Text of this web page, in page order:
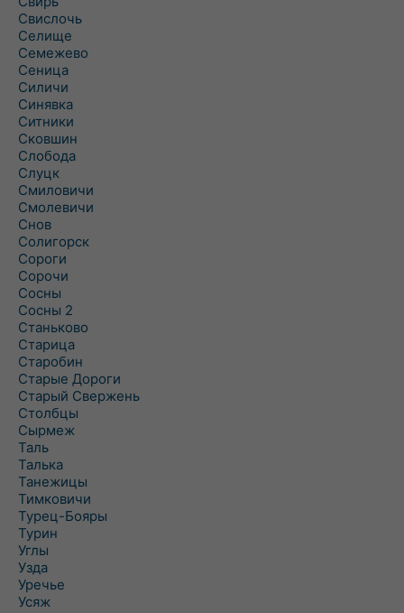
Свислочь
Селище
Семежево
Сеница
Силичи
Синявка
Ситники
Сковшин
Слобода
Слуцк
Смиловичи
Смолевичи
Снов
Солигорск
Сороги
Сорочи
Сосны
Сосны 2
Станьково
Старица
Старобин
Старые Дороги
Старый Свержень
Столбцы
Сырмеж
Таль
Талька
Танежицы
Тимковичи
Турец-Бояры
Турин
Углы
Узда
Уречье
Усяж